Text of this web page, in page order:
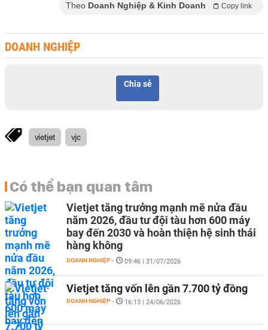
Theo Doanh Nghiệp & Kinh Doanh Copy link
DOANH NGHIỆP
Chia sẻ
vietjet vjc
Có thể bạn quan tâm
Vietjet tăng trưởng mạnh mẽ nửa đầu
năm 2026, đầu tư đội tàu hơn 600 máy
bay đến 2030 và hoàn thiện hệ sinh thái
hàng không
DOANH NGHIỆP - 09:46 | 31/07/2026
Vietjet tăng vốn lên gần 7.700 tỷ đồng
DOANH NGHIỆP - 16:13 | 24/06/2026